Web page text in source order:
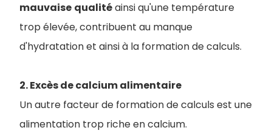
mauvaise qualitéainsi qu'une température
trop élevée, contribuent au manque
d'hydratation et ainsi à la formation de calculs.
2. Excès de calcium alimentaire
Un autre facteur de formation de calculs est une
alimentation trop riche en calcium.